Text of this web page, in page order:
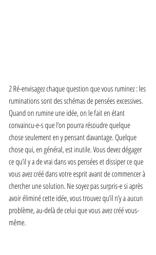
2 Ré-envisagez chaque question que vous ruminez : les
ruminations sont des schémas de pensées excessives.
Quand on rumine une idée, on le fait en étant
convaincu-e-s que l’on pourra résoudre quelque
chose seulement en y pensant davantage. Quelque
chose qui, en général, est inutile. Vous devez dégager
ce qu’il y a de vrai dans vos pensées et dissiper ce que
vous avez créé dans votre esprit avant de commencer à
chercher une solution. Ne soyez pas surpris-e si après
avoir éliminé cette idée, vous trouvez qu’il n’y a aucun
problème, au-delà de celui que vous avez créé vous-
même.